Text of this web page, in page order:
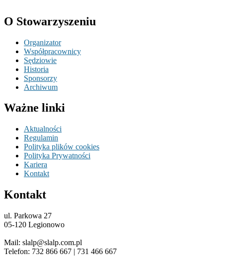
O Stowarzyszeniu
Organizator
Współpracownicy
Sędziowie
Historia
Sponsorzy
Archiwum
Ważne linki
Aktualności
Regulamin
Polityka plików cookies
Polityka Prywatności
Kariera
Kontakt
Kontakt
ul. Parkowa 27
05-120 Legionowo
Mail: slalp@slalp.com.pl
Telefon: 732 866 667 | 731 466 667